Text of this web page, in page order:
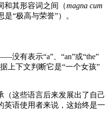
其形容词之间（magna cum
是“极高与荣誉”）。
没有表示“a”、“an”或“the”
上下文判断它是“一个女孩”
（这些语言后来发展出了自己
英语使用者来说，这始终是一